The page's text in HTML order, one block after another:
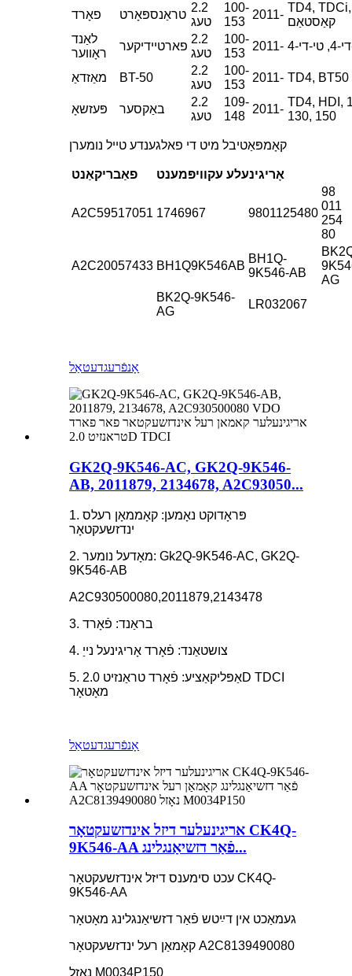
פאָרד
טראַנספּאָרט
2.2
טעג
100-
153
2011-
TD4, TDCi,
קאַסטאַם
לאַנד
ראָווער
פארטיידיקער
2.2
טעג
100-
153
2011- די-4
מאַזדאַ BT-50
2.2
טעג
100-
153
2011- TD4, BT50
פּעזשאָ באַקסער
2.2
טעג
109-
148
2011-
TD4, HDI,
130, 150
קאָמפּאַטיבל מיט די פאלגענדע טייל נומערן
פאַבריקאַנט אָריגינעלע עקוויפּמענט
A2C59517051 1746967 9801125480
98
011
254
80
A2C20057433 BH1Q9K546AB
BH1Q-
9K546-AB
AG
BK2Q-9K546-
AG
LR032067
אָנפֿרעגדעטאַל
GK2Q-9K546-AC, GK2Q-9K546-
AB, 2011879, 2134678, A2C93050...
1. פּראָדוקט נאָמען: קאָממאָן רעלס
ינדזשעקטאָר
2. מאָדעל נומער: Gk2Q-9K546-AC, GK2Q-
9K546-AB
A2C930500080,2011879,2143478
3. בראַנד: פֿאָרד
4. צושטאַנד: פֿאָרד אָריגינעל נייַ
5. אַפּליקאַציע: פֿאָרד טראַנזיט 2.0D TDCI
מאָטאָר
אָנפֿרעגדעטאַל
אריגינעלער דיזל אינדזשעקטאָר CK4Q-
9K546-AA פֿאַר דזשיאַנגלינג...
עכט סימענס דיזל אינדזשעקטאָר CK4Q-
9K546-AA
געמאַכט אין דײַטש פֿאַר דזשיאַנגלינג מאָטאָר
קאָמאַן רעל ינדזשעקטאָר A2C8139490080
נאָזל M0034P150